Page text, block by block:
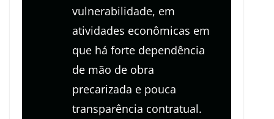
vulnerabilidade, em
atividades econômicas em
que há forte dependência
de mão de obra
precarizada e pouca
transparência contratual.